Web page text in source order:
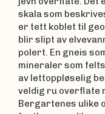
skala som
er tett koblet til
blir slipt av
polert. En gneis
mineraler som
av lettoppløselig
veldig ru overflate
Bergartenes ulike